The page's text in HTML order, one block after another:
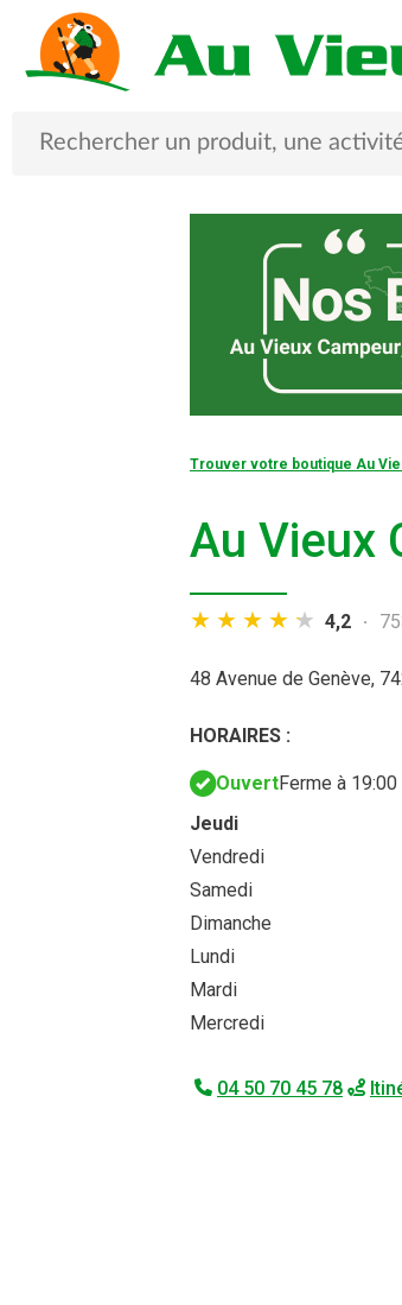
Trouver votre boutique Au
Au Vieux
4,2
48 Avenue de Genève,
HORAIRES :
OuvertFerme à 19:00
Jeudi
Vendredi
Samedi
Dimanche
Lundi
Mardi
Mercredi
04 50 70 45 78